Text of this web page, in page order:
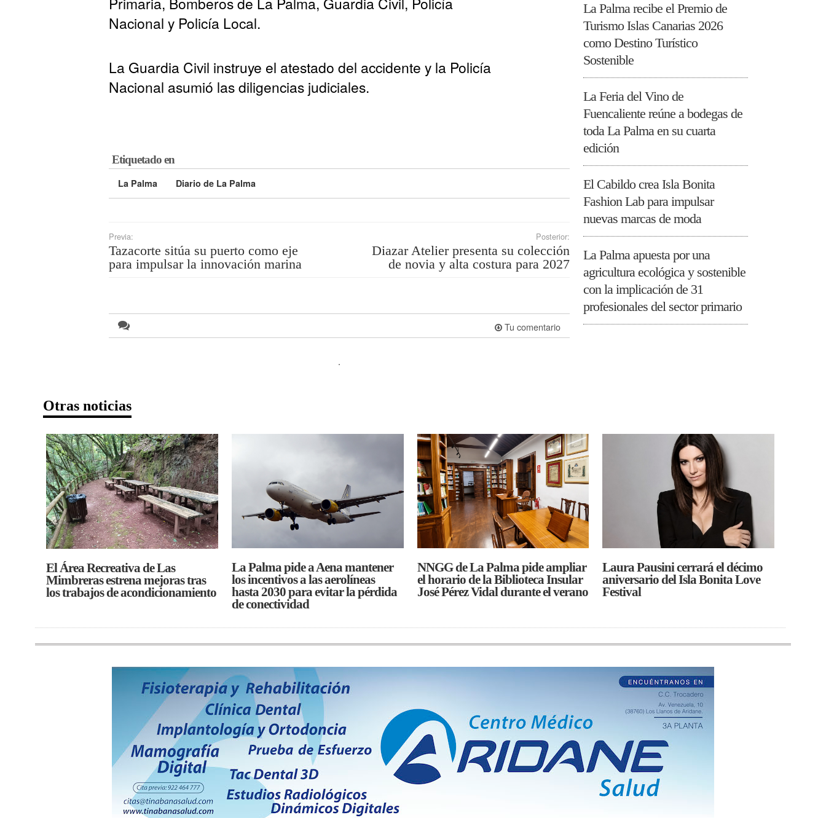
Nacional y Policía Local.
La Guardia Civil instruye el atestado del accidente y la Policía
Nacional asumió las diligencias judiciales.
Etiquetado en
La Palma Diario de La Palma
Previa:
Tazacorte sitúa su puerto como eje
para impulsar la innovación marina
Posterior:
Diazar Atelier presenta su colección
de novia y alta costura para 2027
Tu comentario
.
La Palma recibe el Premio de
Turismo Islas Canarias 2026
como Destino Turístico
Sostenible
La Feria del Vino de
Fuencaliente reúne a bodegas de
toda La Palma en su cuarta
edición
El Cabildo crea Isla Bonita
Fashion Lab para impulsar
nuevas marcas de moda
La Palma apuesta por una
agricultura ecológica y sostenible
con la implicación de 31
profesionales del sector primario
Otras noticias
El Área Recreativa de Las
Mimbreras estrena mejoras tras
los trabajos de acondicionamiento
La Palma pide a Aena mantener
los incentivos a las aerolíneas
hasta 2030 para evitar la pérdida
de conectividad
NNGG de La Palma pide ampliar
el horario de la Biblioteca Insular
José Pérez Vidal durante el verano
Laura Pausini cerrará el décimo
aniversario del Isla Bonita Love
Festival